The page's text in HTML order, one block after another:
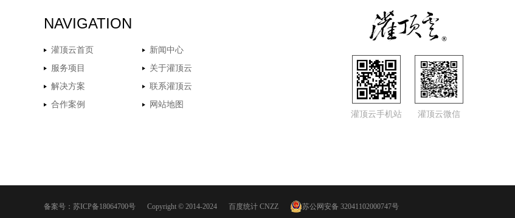
NAVIGATION
灌顶云首页
新闻中心
服务项目
关于灌顶云
解决方案
联系灌顶云
合作案例
网站地图
灌顶云手机站
灌顶云微信
备案号： 苏ICP备18064700号 Copyright © 2014-2024 百度统计 CNZZ 苏公网安备 32041102000747号